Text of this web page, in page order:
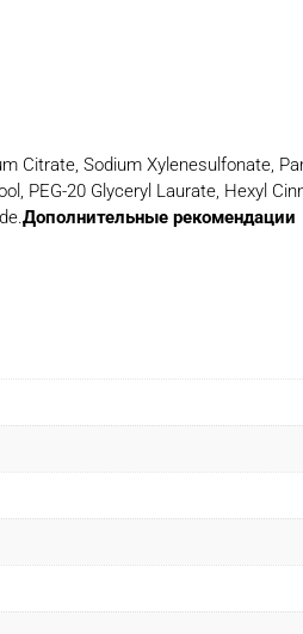
Citrate, Sodium Xylenesulfonate,
PEG-20 Glyceryl Laurate, Hexyl
Дополнительные рекомендации